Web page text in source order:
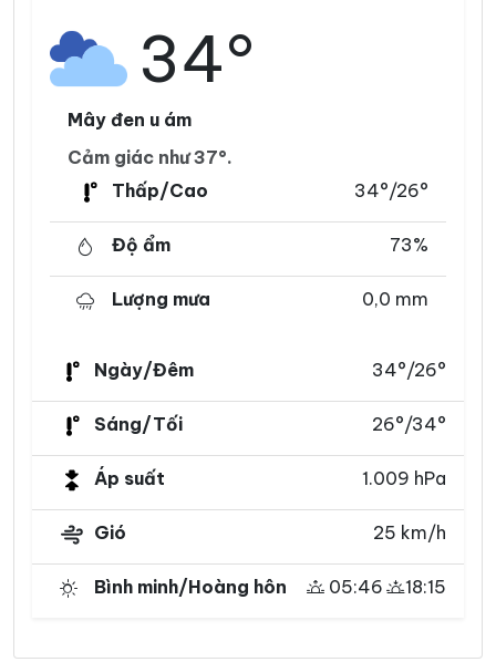
34°
Mây đen u ám
Cảm giác như 37°.
Thấp/Cao
34°/26°
Độ ẩm 73%
Lượng mưa 0,0 mm
Ngày/Đêm 34°/26°
Sáng/Tối 26°/34°
Áp suất 1.009 hPa
Gió 25 km/h
Bình minh/Hoàng hôn 05:46 18:15